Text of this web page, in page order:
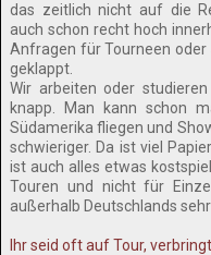
das zeitlich nicht auf die
auch schon recht hoch
Anfragen für Tourneen
geklappt.
Wir arbeiten oder
knapp. Man kann schon
Südamerika fliegen und
schwieriger. Da ist viel
ist auch alles etwas
Touren und nicht für
außerhalb Deutschlands
Ihr seid oft auf Tour,